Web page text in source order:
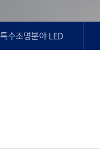
특수조명분야 LED